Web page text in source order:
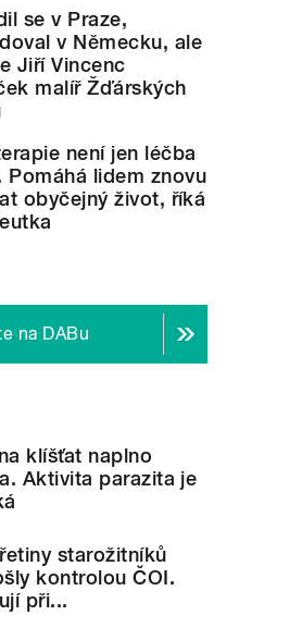
se v Praze,
v Německu, ale
Jiří Vincenc
malíř Žďárských
není jen léčba
Pomáhá lidem znovu
obyčejný život, říká
na DABu
klíšťat naplno
Aktivita parazita je
starožitníků
kontrolou ČOI.
při...